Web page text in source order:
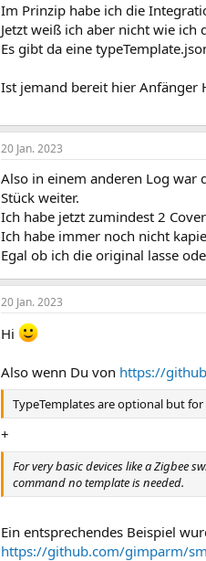
Im Prinzip habe ich die
Jetzt weiß ich aber nicht wie
Es gibt da eine
Ist jemand bereit hier Anfänger
20 Jan. 2023
Also in einem anderen Log war
Stück weiter.
Ich habe jetzt zumindest 2
Ich habe immer noch nicht
Egal ob ich die original lasse
20 Jan. 2023
Hi
Also wenn Du von https://
TypeTemplates are optional but
+
For very basic devices like a Zigbee
command no template is needed.
Ein entsprechendes Beispiel
https://github.com/gimparm/